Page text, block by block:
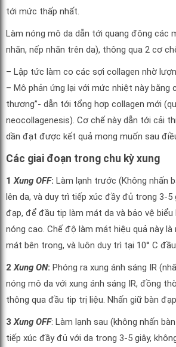
tới mức thấp nhất.
Làm nóng mô da dẫn tới quang đông các
nhăn, nếp nhăn trên da), thông qua 2 cơ
– Lập tức làm co các sợi collagen nhờ
– Mô phản ứng lại với mức nhiệt này bằng
thương”- dẫn tới tổng hợp collagen mới
neocollagenesis). Cơ chế này dẫn tới cải
dần đạt được kết quả mong muốn sau
Các giai đoạn trong chu kỳ xung
1Xung OFF: Làm lạnh trước (Không nhấn
lên da, và duy trì tiếp xúc đầy đủ trong 3-5
đạp, để đầu tip làm mát da và bảo vệ biểu
nóng cao. Chế độ làm mát hiệu quả này
mát bên trong, và luôn duy trì tại 10° C
2Xung ON: Phóng ra xung ánh sáng IR
nóng mô da với xung ánh sáng IR, đồng
thông qua đầu tip trị liệu. Nhấn giữ bàn
3Xung OFF: Làm lạnh sau (không nhấn
tiếp xúc đầy đủ với da trong 3-5 giây,